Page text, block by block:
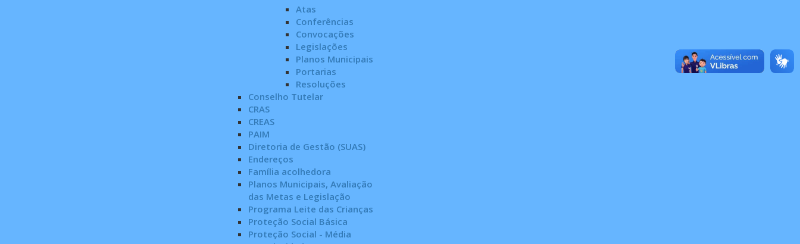
Atas
Conferências
Convocações
Legislações
Planos Municipais
Portarias
Resoluções
Conselho Tutelar
CRAS
CREAS
PAIM
Diretoria de Gestão (SUAS)
Endereços
Família acolhedora
Planos Municipais, Avaliação
das Metas e Legislação
Programa Leite das Crianças
Proteção Social Básica
Proteção Social - Média